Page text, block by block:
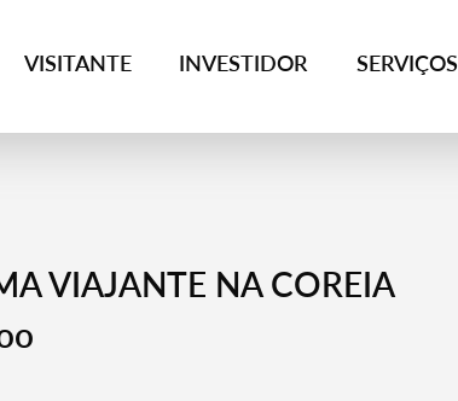
VISITANTE INVESTIDOR SERVIÇOS
VIAJANTE NA COREIA